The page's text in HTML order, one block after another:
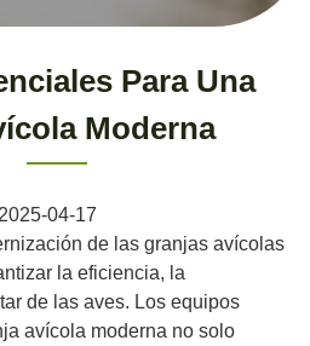
Para Una
Moderna
2025-04-17
de las granjas avícolas
la eficiencia, la
de las aves. Los equipos
avícola moderna no solo